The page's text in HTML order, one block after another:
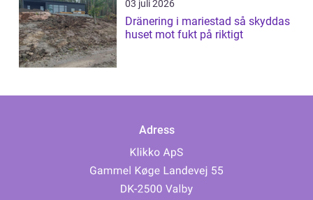
03 juli 2026
Dränering i mariestad så skyddas
huset mot fukt på riktigt
Adress